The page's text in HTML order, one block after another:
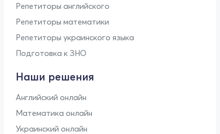
Репетиторы английского
Репетиторы математики
Репетиторы украинского языка
Подготовка к ЗНО
Наши решения
Английский онлайн
Математика онлайн
Украинский онлайн